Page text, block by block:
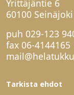
Yrittäjäntie 6
60100 Seinäjoki
puh 029-123
fax 06-4144165
Tarkista ehdot